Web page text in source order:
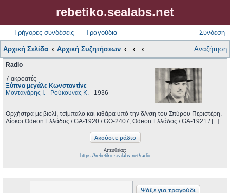
rebetiko.sealabs.net
Γρήγορες συνδέσεις Τραγούδια Σύνδεση
Αρχική Σελίδα Αρχική Συζητήσεων Αναζήτηση
Radio
7 ακροατές
Ξύπνα μεγάλε Κωνσταντίνε
Μοντανάρης Ι. - Ρούκουνας Κ. - 1936
Ορχήστρα με βιολί, τσίμπαλο και κιθάρα υπό την δ/νση του Σπύρου Περιστέρη.
Δίσκοι Odeon Ελλάδος / GA-1920 / GO-2407, Odeon Ελλάδος / GA-1921 / [...]
Απευθείας:
https://rebetiko.sealabs.net/radio